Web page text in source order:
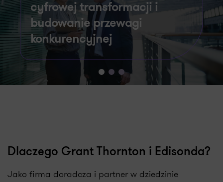
cyfrowej transformacji i
budowanie przewagi
konkurencyjnej
Rok 2025 przyniesie najprawdopodobniej
bardzo dynamiczny rozwój trendu Industry
5.0, który zmieni oblicze cyfrowej
Dlaczego Grant Thornton i Edisonda?
Jako firma doradcza i partner w dziedzinie